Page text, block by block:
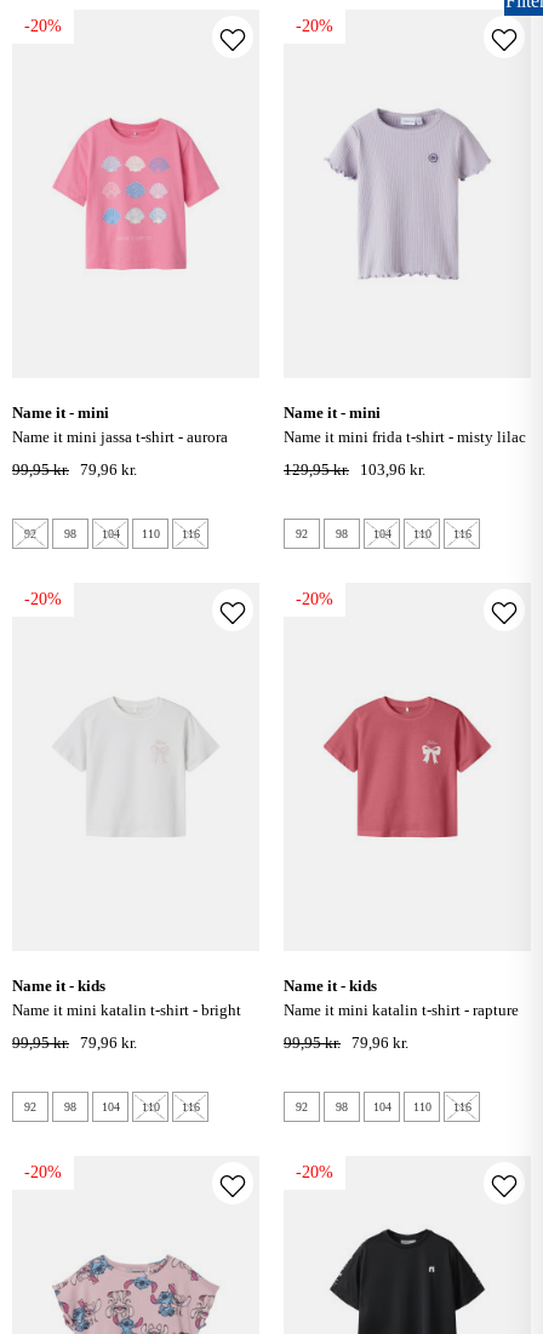
-20%
name it - mini
name it mini jassa t-shirt - aurora
pink
99,95 kr. 79,96 kr.
92 98 104 110 116
-20%
name it - mini
name it mini frida t-shirt - misty lilac
129,95 kr.
103,96 kr.
92 98 104 110 116
-20%
name it - kids
name it mini katalin t-shirt - bright
white
99,95 kr. 79,96 kr.
92 98 104 110 116
-20%
name it - kids
name it mini katalin t-shirt - rapture
rose
99,95 kr. 79,96 kr.
92 98 104 110 116
-20% -20%